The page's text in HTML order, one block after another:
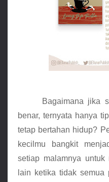
Bagaimana jika
benar, ternyata hanya
tetap bertahan hidup?
kecilmu bangkit
setiap malamnya untuk
lain ketika tidak semua